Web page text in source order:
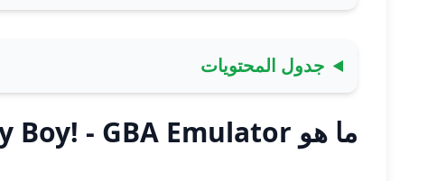
جدول المحتويات
ما هو My Boy! - GBA Emulator